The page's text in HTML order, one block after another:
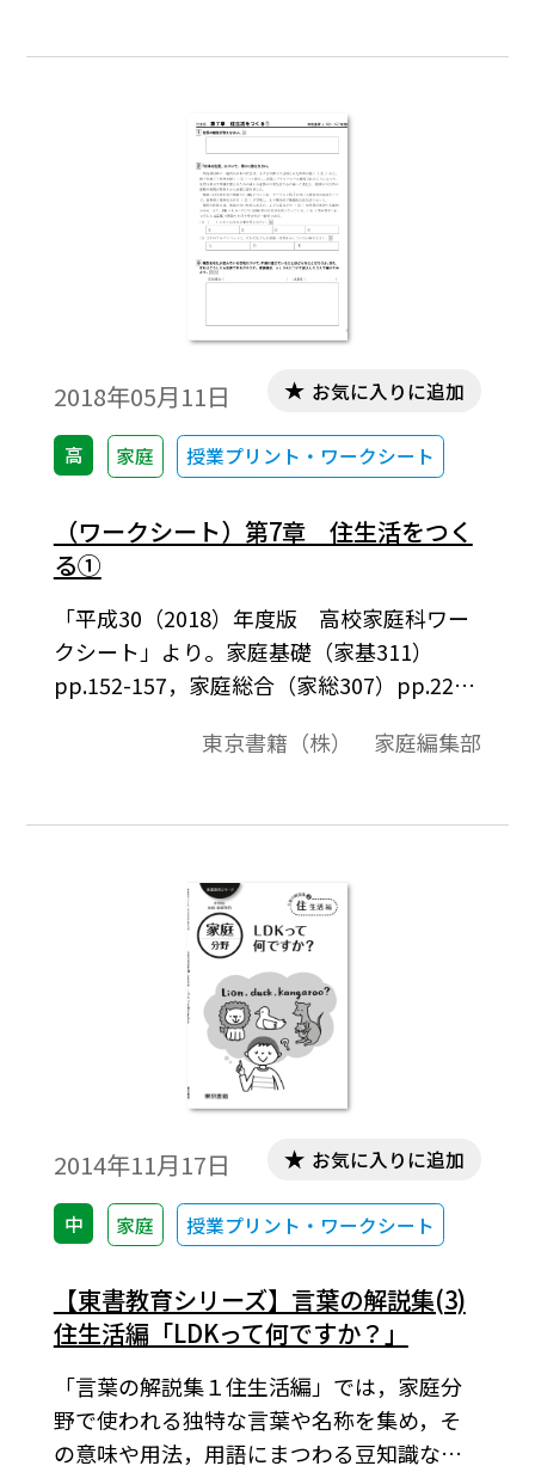
2018年05月11日
高 家庭 授業プリント・ワークシート
お気に入りに追加
（ワークシート）第7章 住生活をつく
る①
「平成30（2018）年度版 高校家庭科ワー
クシート」より。家庭基礎（家基311）
pp.152-157，家庭総合（家総307）pp.222-
題例になっています。東京書籍（株） 家庭編集部
2014年11月17日
中 家庭 授業プリント・ワークシート
お気に入りに追加
【東書教育シリーズ】言葉の解説集(3)
住生活編「LDKって何ですか？」
「言葉の解説集１住生活編」では，家庭分
野で使われる独特な言葉や名称を集め，そ
の意味や用法，用語にまつわる豆知識など